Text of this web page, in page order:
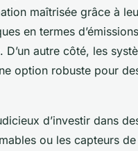
maîtrisée grâce à
en termes
autre côté, les
option robuste pour
d’investir dans
ou les capteurs